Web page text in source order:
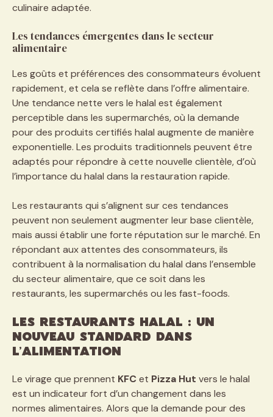
culinaire adaptée.
Les tendances émergentes dans le secteur
alimentaire
Les goûts et préférences des consommateurs évoluent
rapidement, et cela se reflète dans l’offre alimentaire.
Une tendance nette vers le halal est également
perceptible dans les supermarchés, où la demande
pour des produits certifiés halal augmente de manière
exponentielle. Les produits traditionnels peuvent être
adaptés pour répondre à cette nouvelle clientèle, d’où
l’importance du halal dans la restauration rapide.
Les restaurants qui s’alignent sur ces tendances
peuvent non seulement augmenter leur base clientèle,
mais aussi établir une forte réputation sur le marché. En
répondant aux attentes des consommateurs, ils
contribuent à la normalisation du halal dans l’ensemble
du secteur alimentaire, que ce soit dans les
restaurants, les supermarchés ou les fast-foods.
Les restaurants halal : Un
nouveau standard dans
l’alimentation
Le virage que prennent KFCet Pizza Hut vers le halal
est un indicateur fort d’un changement dans les
normes alimentaires. Alors que la demande pour des